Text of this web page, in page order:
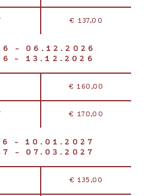
€ 137,00
- 06.12.2026
- 13.12.2026
€ 160,00
€ 170,00
- 10.01.2027
- 07.03.2027
€ 135,00